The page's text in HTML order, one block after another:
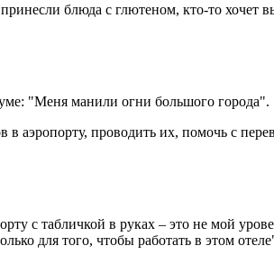
блюда с глютеном, кто-то хочет
"Меня манили огни большого города".
в аэропорту, проводить их, помочь с
с табличкой в руках – это не мой
для того, чтобы работать в этом